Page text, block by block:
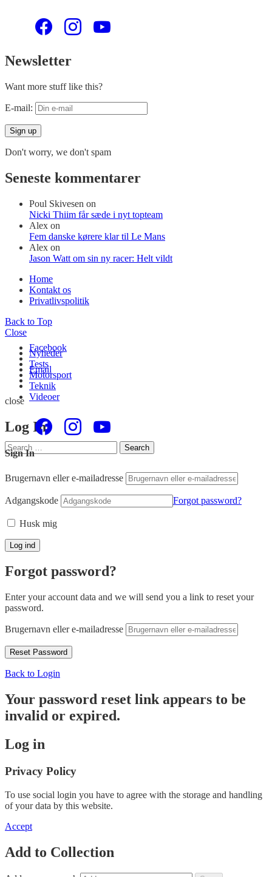
Newsletter
Want more stuff like this?
E-mail:
Don't worry, we don't spam
Seneste kommentarer
Poul Skivesen on
Nicki Thiim får sæde i nyt topteam
Alex on
Fem danske kørere klar til Le Mans
Alex on
Jason Watt om sin ny racer: Helt vildt
Home
Kontakt os
Privatlivspolitik
Back to Top
Close
Nyheder
Tests
Motorsport
Teknik
Videoer
Search
for:
Search
Facebook
Email
close
Log In
Sign In
Brugernavn eller e-mailadresse
Adgangskode Forgot password?
Husk mig
Forgot password?
Enter your account data and we will send you a link to reset your
password.
Brugernavn eller e-mailadresse
Back to Login
Your password reset link appears to be
invalid or expired.
Log in
Privacy Policy
To use social login you have to agree with the storage and handling
of your data by this website.
Accept
Add to Collection